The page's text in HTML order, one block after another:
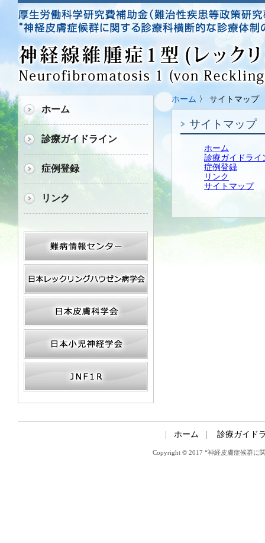
ホーム
診療ガイドライン
症例登録
リンク
ホーム 〉 サイトマップ
サイトマップ
ホーム
診療ガイドライ
症例登録
リンク
サイトマップ
ホーム 診療ガイド
Copyright © 2017 “神経皮膚症候群に